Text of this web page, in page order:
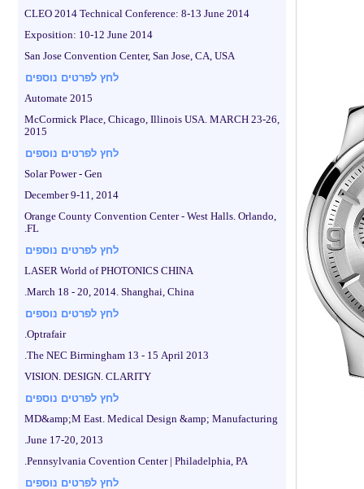
CLEO 2014 Technical Conference: 8-13 June 2014
Exposition: 10-12 June 2014
San Jose Convention Center, San Jose, CA, USA
לחץ לפרטים נוספים
Automate 2015
McCormick Place, Chicago, Illinois USA. MARCH 23-26,
2015
לחץ לפרטים נוספים
Solar Power - Gen
December 9-11, 2014
Orange County Convention Center - West Halls. Orlando,
FL.
לחץ לפרטים נוספים
LASER World of PHOTONICS CHINA
March 18 - 20, 2014. Shanghai, China.
לחץ לפרטים נוספים
Optrafair.
The NEC Birmingham 13 - 15 April 2013.
VISION. DESIGN. CLARITY
לחץ לפרטים נוספים
MD&amp;M East. Medical Design &amp; Manufacturing
June 17-20, 2013.
Pennsylvania Covention Center | Philadelphia, PA.
לחץ לפרטים נוספים